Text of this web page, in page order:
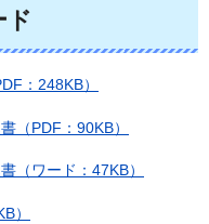
ド
：248KB）
（PDF：90KB）
（ワード：47KB）
）